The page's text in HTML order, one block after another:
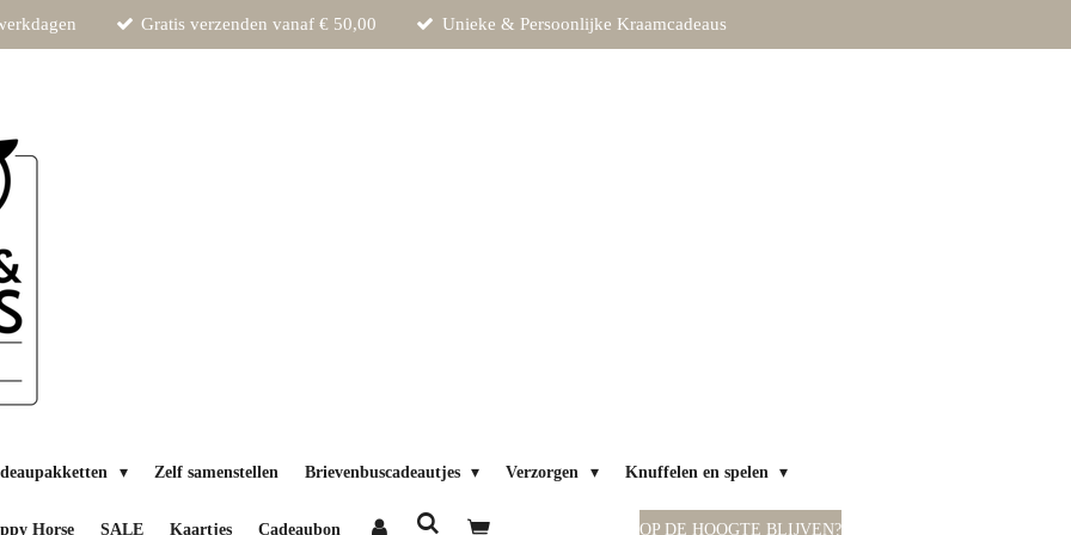
Gratis verzenden vanaf € 50,00 Unieke & Persoonlijke Kraamcadeaus
Zelf samenstellen Brievenbuscadeautjes Verzorgen Knuffelen en spelen
Horse SALE Kaartjes Cadeaubon OP DE HOOGTE BLIJVEN?